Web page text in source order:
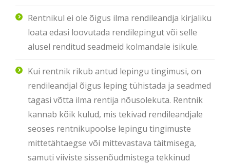
Rentnikul ei ole õigus ilma rendileandja kirjaliku
loata edasi loovutada rendilepingut või selle
alusel renditud seadmeid kolmandale isikule.
Kui rentnik rikub antud lepingu tingimusi, on
rendileandjal õigus leping tühistada ja seadmed
tagasi võtta ilma rentija nõusolekuta. Rentnik
kannab kõik kulud, mis tekivad rendileandjale
seoses rentnikupoolse lepingu tingimuste
mittetähtaegse või mittevastava täitmisega,
samuti viiviste sissenõudmistega tekkinud